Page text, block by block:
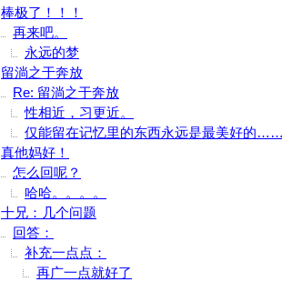
棒极了！！！
再来吧。
永远的梦
留淌之于奔放
Re: 留淌之于奔放
性相近，习更近。
仅能留在记忆里的东西永远是最美好的
真他妈好！
怎么回呢？
哈哈。。。。
十兄：几个问题
回答：
补充一点点：
再广一点就好了